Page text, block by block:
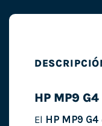
HP MP9 G4
El HP MP9 G4